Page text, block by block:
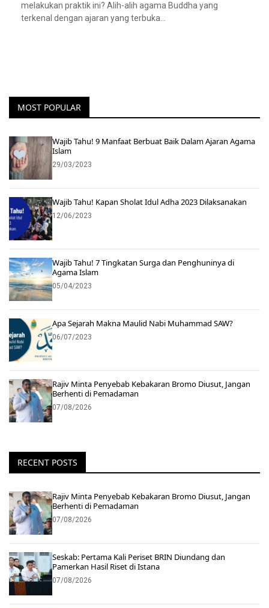
melakukan praktik ini? Alih-alih agama Buddha yang
terkenal dengan ajaran yang terbuka…
MOST POPULAR
Wajib Tahu! 9 Manfaat Berbuat Baik Dalam Ajaran Agama
Islam
29/03/2023
Wajib Tahu! Kapan Sholat Idul Adha 2023 Dilaksanakan
12/06/2023
Wajib Tahu! 7 Tingkatan Surga dan Penghuninya di
Agama Islam
05/04/2023
Apa Sejarah Makna Maulid Nabi Muhammad SAW?
06/07/2023
Rajiv Minta Penyebab Kebakaran Bromo Diusut, Jangan
Berhenti di Pemadaman
07/08/2026
RECENT POSTS
Rajiv Minta Penyebab Kebakaran Bromo Diusut, Jangan
Berhenti di Pemadaman
07/08/2026
Seskab: Pertama Kali Periset BRIN Diundang dan
Pamerkan Hasil Riset di Istana
07/08/2026